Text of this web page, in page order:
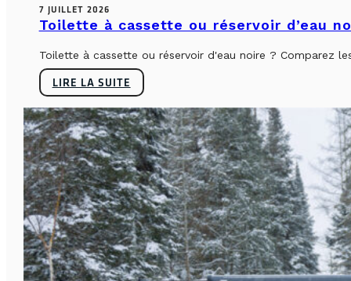
7 JUILLET 2026
Toilette à cassette ou réservoir d’eau
Toilette à cassette ou réservoir d'eau noire ? Comparez
LIRE LA SUITE